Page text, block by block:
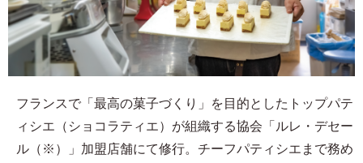
フランスで「最高の菓子づくり」を目的としたトップパテ
ィシエ（ショコラティエ）が組織する協会「ルレ・デセー
ル（※）」加盟店舗にて修行。チーフパティシエまで務め